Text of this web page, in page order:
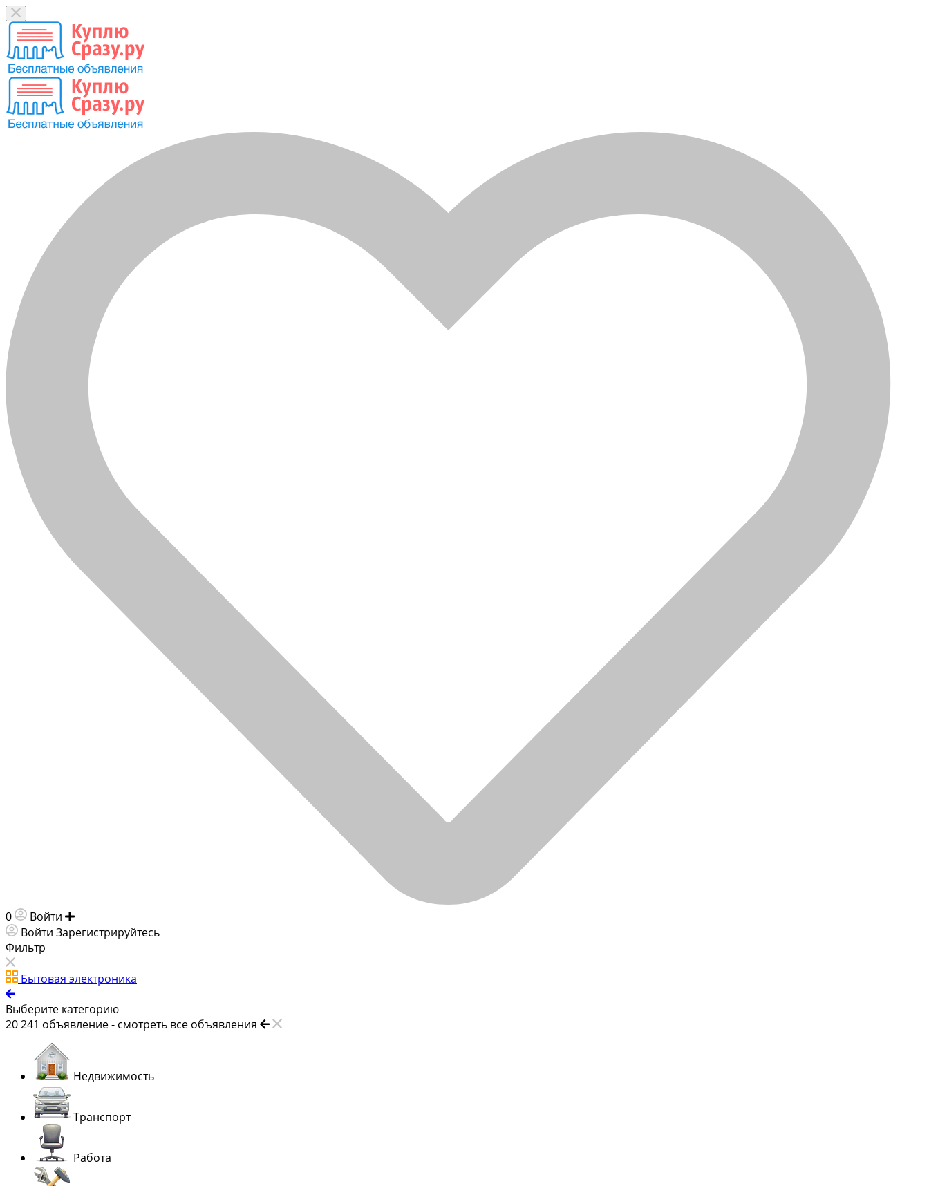
0 Войти
Войти Зарегистрируйтесь
Фильтр
Бытовая электроника
Выберите категорию
20 241 объявление - смотреть все объявления
Недвижимость
Транспорт
Работа